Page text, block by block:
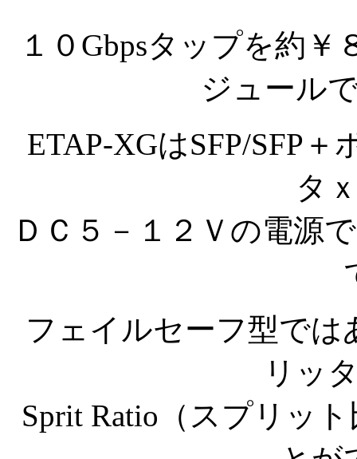
１０Gbpsタップを約￥
ジュール
ETAP-XGはSFP/SFP
タ
ＤＣ５－１２Ｖの電源
フェイルセーフ型で
リッ
Sprit Ratio（スプリッ